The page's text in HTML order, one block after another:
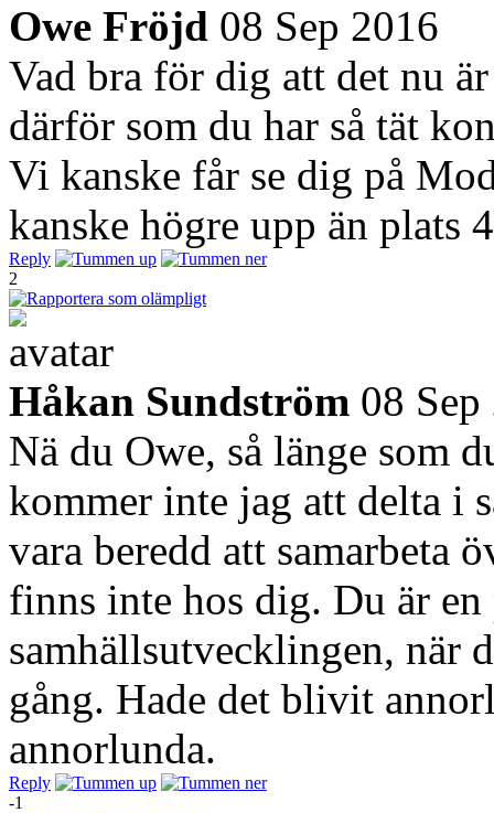
Owe Fröjd 08 Sep 2016
Vad bra för dig att det nu
därför som du har så tät
Vi kanske får se dig på
kanske högre upp än plats
Reply
2
Håkan Sundström 08
Nä du Owe, så länge som
kommer inte jag att delta i
vara beredd att samarbeta
finns inte hos dig. Du är
samhällsutvecklingen, när
gång. Hade det blivit
annorlunda.
Reply
-1